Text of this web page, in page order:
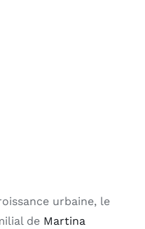
urbaine, le
de Martina